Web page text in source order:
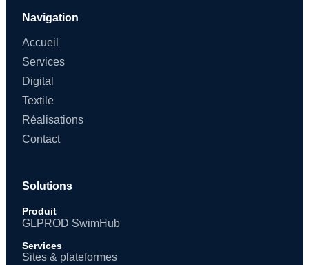
Navigation
Accueil
Services
Digital
Textile
Réalisations
Contact
Solutions
Produit
GLPROD SwimHub
Services
Sites & plateformes